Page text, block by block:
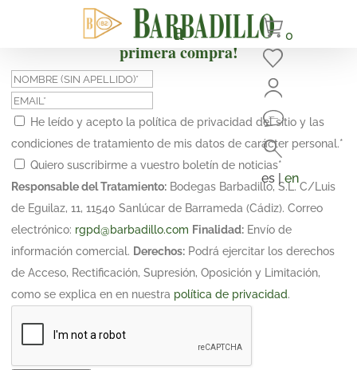
¡Suscríbete y obtén un 10% de descuento en tu
primera compra!
He leído y acepto la política de privacidad del sitio y las
condiciones de tratamiento de mis datos de carácter personal.*
Quiero suscribirme a vuestro boletín de noticias*
Responsable del Tratamiento: Bodegas Barbadillo, S.L. C/Luis
de Eguilaz, 11, 11540 Sanlúcar de Barrameda (Cádiz). Correo
electrónico: rgpd@barbadillo.com Finalidad: Envío de
información comercial. Derechos: Podrá ejercitar los derechos
de Acceso, Rectificación, Supresión, Oposición y Limitación,
como se explica en en nuestra política de privacidad.
0
es |en